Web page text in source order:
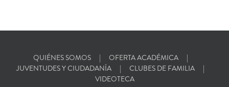
QUIÉNES SOMOS
OFERTA ACADÉMICA
JUVENTUDES Y CIUDADANÍA
CLUBES DE FAMILIA
VIDEOTECA